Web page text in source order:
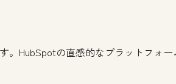
。HubSpotの直感的なプラットフォ